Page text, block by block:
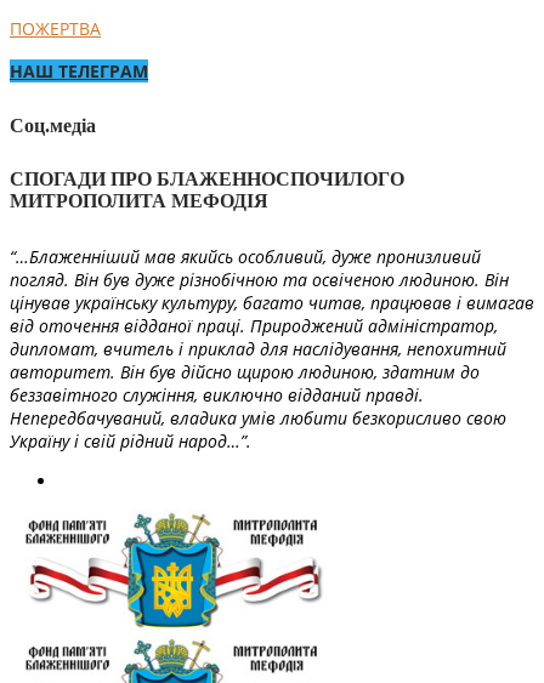
ПОЖЕРТВА
НАШ ТЕЛЕГРАМ
Соц.медіа
СПОГАДИ ПРО БЛАЖЕННОСПОЧИЛОГО
МИТРОПОЛИТА МЕФОДІЯ
“…Блаженніший мав якийсь особливий, дуже пронизливий
погляд. Він був дуже різнобічною та освіченою людиною. Він
цінував українську культуру, багато читав, працював і вимагав
від оточення відданої праці. Природжений адміністратор,
дипломат, вчитель і приклад для наслідування, непохитний
авторитет. Він був дійсно щирою людиною, здатним до
беззавітного служіння, виключно відданий правді.
Непередбачуваний, владика умів любити безкорисливо свою
Україну і свій рідний народ…”.